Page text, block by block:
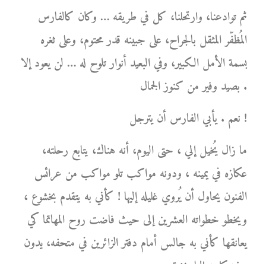
ثم توادعنا، وارتحلنا، كل في طريقه … وكان كالفارس
المُظفّر المثقل بالجراح، على جبينه قدر محتوم، وعلى ثغره
بسمة الأمل الكبير، وفي البعيد أنوار تلوح له … لن يعود إلا
بصيد وفير من كنوز الجمال .
نعم . يأبي الفارس أن يترجل !
ما زال يُخيل إلي ، حتى اليوم، أنه هناك، يتابع رحلته،
عكازه في يمينه ، ودونه مواكب تلو مواكب من عرائس
الفنون يحاول أن يُروي غليله إليها ! كأني به يتقدم بخشوع ،
ويخطو خطواته العشرين إلى حيث فاضت روح المهاتما كي
يعانقها كأني به جالس أمام دفتر الزائرين في متحفه، يدون